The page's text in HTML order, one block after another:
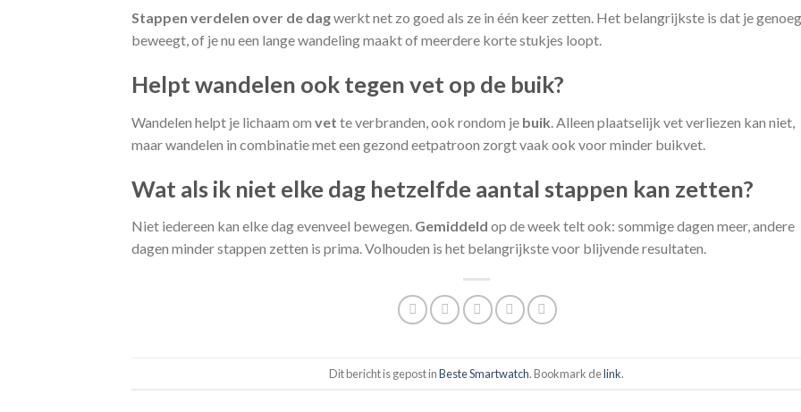
Stappen verdelen over de dagwerkt net zo goed als ze in één keer zetten. Het belangrijkste is dat je genoeg
beweegt, of je nu een lange wandeling maakt of meerdere korte stukjes loopt.
Helpt wandelen ook tegen vet op de buik?
Wandelen helpt je lichaam om vet te verbranden, ook rondom je buik . Alleen plaatselijk vet verliezen kan niet,
maar wandelen in combinatie met een gezond eetpatroon zorgt vaak ook voor minder buikvet.
Wat als ik niet elke dag hetzelfde aantal stappen kan zetten?
Niet iedereen kan elke dag evenveel bewegen. Gemiddeld op de week telt ook: sommige dagen meer, andere
dagen minder stappen zetten is prima. Volhouden is het belangrijkste voor blijvende resultaten.
Dit bericht is gepost inBeste Smartwatch. Bookmark delink.